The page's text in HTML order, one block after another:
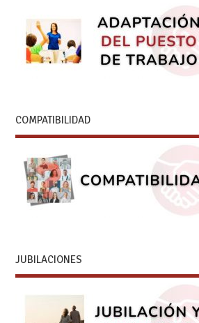
COMPATIBILIDAD
JUBILACIONES